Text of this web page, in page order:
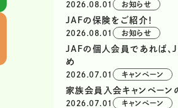
2026.08.01 お知らせ
JAFの保険をご紹介！
2026.08.01 お知らせ
JAFの個人会員であれば、
め
2026.07.01 キャンペーン
家族会員入会キャンペーン
2026.07.01 キャンペーン